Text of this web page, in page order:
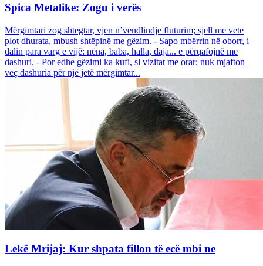
Spica Metalike: Zogu i verës
Mërgimtari zog shtegtar, vjen n’vendlindje fluturim; sjell me vete
plot dhurata, mbush shtëpinë me gëzim. - Sapo mbërrin në oborr, i
dalin para varg e vijë: nëna, baba, halla, daja... e përqafojnë me
dashuri. - Por edhe gëzimi ka kufi, si vizitat me orar; nuk mjafton
veç dashuria për një jetë mërgimtar...
Lekë Mrijaj: Kur shpata fillon të ecë mbi ne